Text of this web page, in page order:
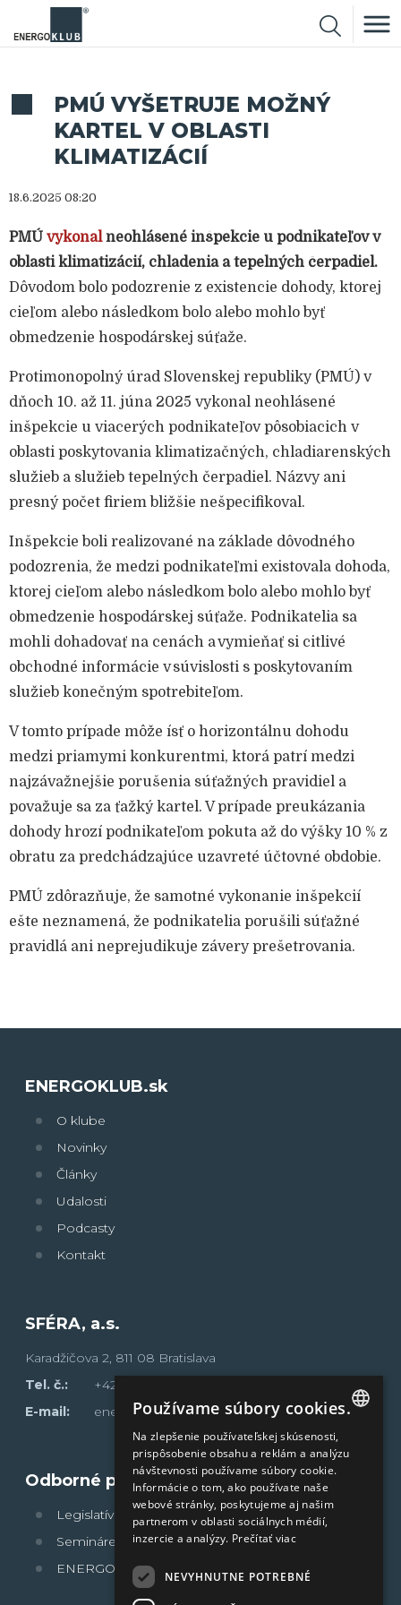
PMÚ VYŠETRUJE MOŽNÝ
KARTEL V OBLASTI
KLIMATIZÁCIÍ
18.6.2025 08:20
PMÚ vykonalneohlásené inšpekcie u podnikateľov v
oblasti klimatizácií, chladenia a tepelných čerpadiel.
Dôvodom bolo podozrenie z existencie dohody, ktorej
cieľom alebo následkom bolo alebo mohlo byť
obmedzenie hospodárskej súťaže.
Protimonopolný úrad Slovenskej republiky (PMÚ) v
dňoch 10. až 11. júna 2025 vykonal neohlásené
inšpekcie u viacerých podnikateľov pôsobiacich v
oblasti poskytovania klimatizačných, chladiarenských
služieb a služieb tepelných čerpadiel. Názvy ani
presný počet firiem bližšie nešpecifikoval.
Inšpekcie boli realizované na základe dôvodného
podozrenia, že medzi podnikateľmi existovala dohoda,
ktorej cieľom alebo následkom bolo alebo mohlo byť
obmedzenie hospodárskej súťaže. Podnikatelia sa
mohli dohadovať na cenách a vymieňať si citlivé
obchodné informácie v súvislosti s poskytovaním
služieb konečným spotrebiteľom.
V tomto prípade môže ísť o horizontálnu dohodu
medzi priamymi konkurentmi, ktorá patrí medzi
najzávažnejšie porušenia súťažných pravidiel a
považuje sa za ťažký kartel. V prípade preukázania
dohody hrozí podnikateľom pokuta až do výšky 10 % z
obratu za predchádzajúce uzavreté účtovné obdobie.
PMÚ zdôrazňuje, že samotné vykonanie inšpekcií
ešte neznamená, že podnikatelia porušili súťažné
pravidlá ani neprejudikuje závery prešetrovania.
ENERGOKLUB.sk
O klube
Novinky
Články
Udalosti
Podcasty
Kontakt
SFÉRA, a.s.
Karadžičova 2, 811 08 Bratislava
Tel. č.:
+421 2 502 13 142
E-mail:
energoklub@sfera.sk
Odborné portály
Legislatívne povinnosti
Semináre sféra
ENERGOFÓRUM
SLOVAK
ENGLISH
Používame súbory cookies.
Na zlepšenie používateľskej skúsenosti,
prispôsobenie obsahu a reklám a analýzu
návštevnosti používame súbory cookie.
Informácie o tom, ako používate naše
webové stránky, poskytujeme aj našim
partnerom v oblasti sociálnych médií,
inzercie a analýzy. Prečítať viac
NEVYHNUTNE POTREBNÉ